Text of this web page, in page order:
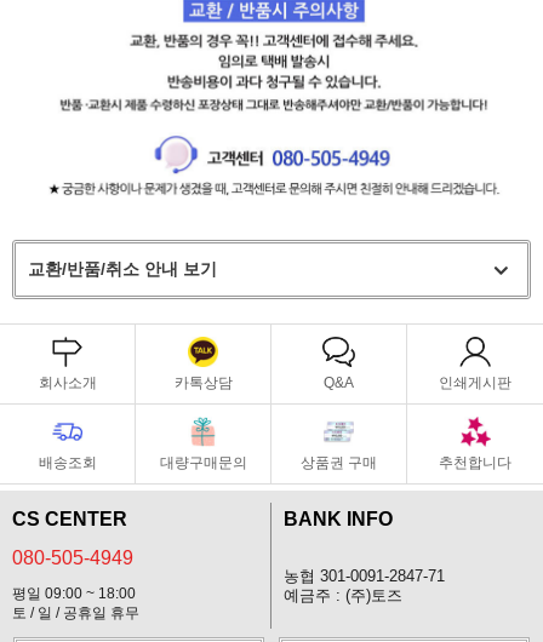
교환/반품/취소 안내 보기
회사소개 카톡상담 Q&A 인쇄게시판
배송조회 대량구매문의 상품권 구매 추천합니다
CS CENTER
080-505-4949
평일 09:00 ~ 18:00
토 / 일 / 공휴일 휴무
BANK INFO
농협 301-0091-2847-71
예금주 : (주)토즈